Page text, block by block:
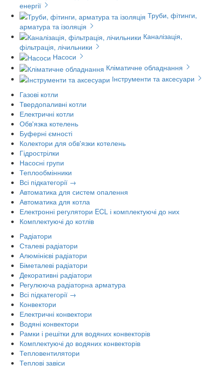
енергії
Труби, фітинги,
арматура та ізоляція
Каналізація,
фільтрація, лічильники
Насоси
Кліматичне обладнання
Інструменти та аксесуари
Газові котли
Твердопаливні котли
Електричні котли
Обв'язка котелень
Буферні ємності
Колектори для обв'язки котелень
Гідрострілки
Насосні групи
Теплообмінники
Всі підкатегорії →
Автоматика для систем опалення
Автоматика для котла
Електронні регулятори ECL і комплектуючі до них
Комплектуючі до котлів
Радіатори
Сталеві радіатори
Алюмінієві радіатори
Біметалеві радіатори
Декоративні радіатори
Регулююча радіаторна арматура
Всі підкатегорії →
Конвектори
Електричні конвектори
Водяні конвектори
Рамки і решітки для водяних конвекторів
Комплектуючі до водяних конвекторів
Тепловентилятори
Теплові завіси